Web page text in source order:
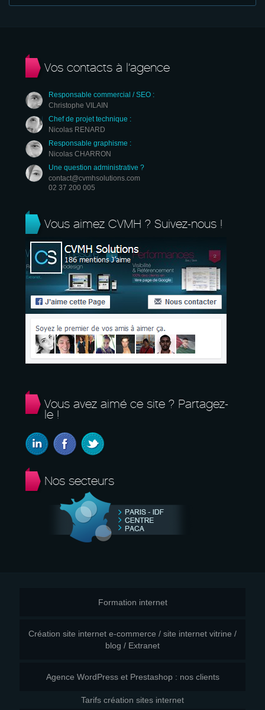
Vos contacts à l’agence
Responsable commercial / SEO :
Christophe VILAIN
Chef de projet technique :
Nicolas RENARD
Responsable graphisme :
Nicolas CHARRON
Une question administrative ?
contact@cvmhsolutions.com
02 37 200 005
Vous aimez CVMH ? Suivez-nous !
Vous avez aimé ce site ? Partagez-
le !
Nos secteurs
Formation internet
Création site internet e-commerce / site internet vitrine /
blog / Extranet
Agence WordPress et Prestashop : nos clients
Tarifs création sites internet